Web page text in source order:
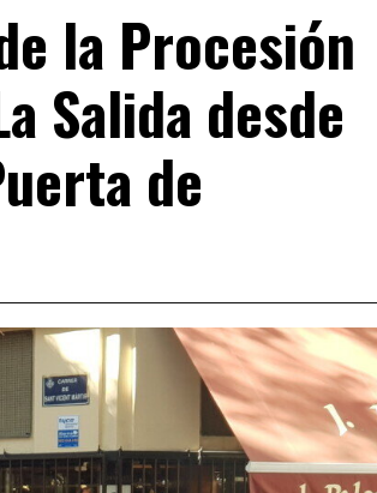
la Procesión
Salida desde
de